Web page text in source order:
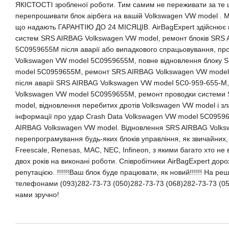
ЯКІСТОСТІ зробленої роботи. Тим самим не переживати за те
перепрошивати блок аірбега на вашій Volkswagen VW model .
що надають ГАРАНТІЮ ДО 24 МІСЯЦІВ. AirBagExpert здійснює
систем SRS AIRBAG Volkswagen VW model, ремонт блоків
5C0959655M після аварії або випадкового спрацьовування,
Volkswagen VW model 5C0959655M, повне відновлення блоку
model 5C0959655M, ремонт SRS AIRBAG Volkswagen VW
після аварії SRS AIRBAG Volkswagen VW model 5C0-959-655-
Volkswagen VW model 5C0959655M, ремонт проводки системи
model, відновлення перебитих дротів Volkswagen VW model і
інформації про удар Crash Data Volkswagen VW model
AIRBAG Volkswagen VW model. Відновлення SRS AIRBAG
перепрограмування будь-яких блоків управління, як
Freescale, Renesas, MAC, NEC, Infineon, з якими багато хто не
двох років на виконані роботи. Співробітники AirBagExpert
репутацією. !!!!!!Ваш блок буде працювати, як новий!!!!!! На
телефонами (093)282-73-73 (050)282-73-73 (068)282-73-73
нами зручно!